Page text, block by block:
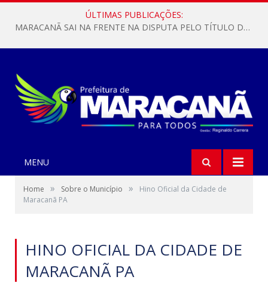
ÚLTIMAS PUBLICAÇÕES:
MARACANÃ SAI NA FRENTE NA DISPUTA PELO TÍTULO DA COPA PARÁ SUB-17!
MENU
Home » Sobre o Município »
Hino Oficial da Cidade de
Maracanã PA
HINO OFICIAL DA CIDADE DE
MARACANÃ PA